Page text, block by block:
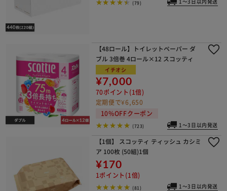
(79) 1～3日以内発送
【48ロール】トイレットペーパー ダ
ブル 3倍巻 4ロール×12 スコッティ
イチオシ
¥7,000
70ポイント(1倍)
定期便で¥6,650
10%OFFクーポン
(723) 1～3日以内発送
【1個】 スコッティ ティッシュ カシミ
ア 100枚 (50組)1個
¥170
1ポイント(1倍)
(81) 1～3日以内発送